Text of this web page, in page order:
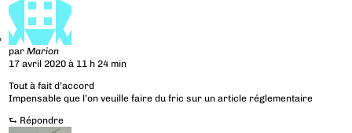
parMarion
17 avril 2020 à 11 h 24 min
Tout à fait d’accord
Impensable que l’on veuille faire du fric sur un article réglementaire
⮑ Répondre